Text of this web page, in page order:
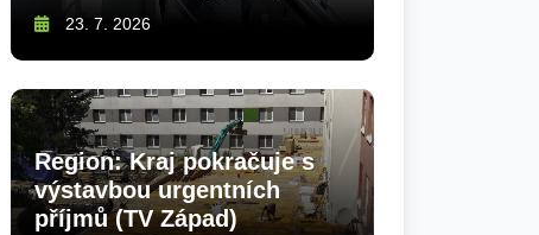
23. 7. 2026
Region: Kraj pokračuje s
výstavbou urgentních
příjmů (TV Západ)